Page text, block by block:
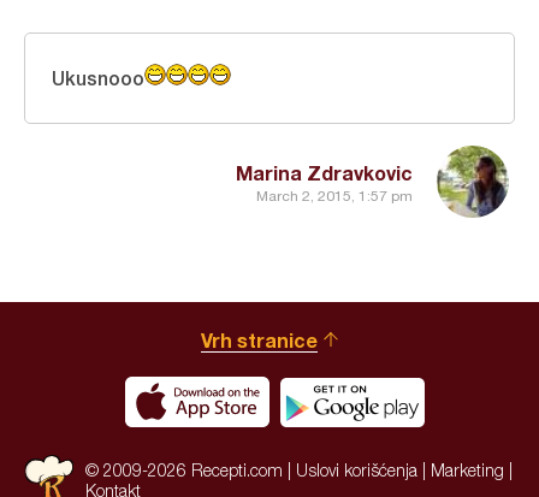
Marina Zdravkovic
March 2, 2015, 1:57 pm
Ukusnooo
Vrh stranice
© 2009-2026 Recepti.com | Uslovi korišćenja Marketing
Kontakt